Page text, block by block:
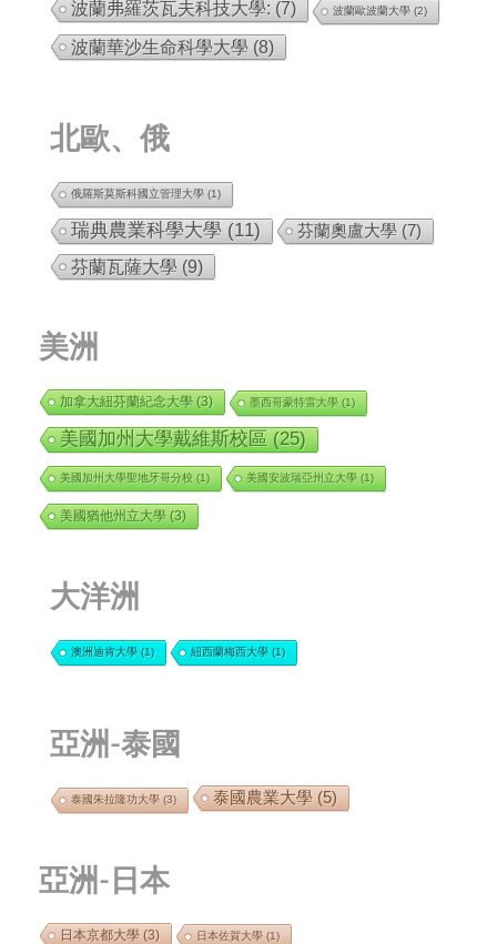
波蘭弗羅茨瓦夫科技大學: (7) 波蘭歐波蘭大學 (2)
波蘭華沙生命科學大學 (8)
北歐、俄
俄羅斯莫斯科國立管理大學 (1)
瑞典農業科學大學 (11) 芬蘭奧盧大學 (7)
芬蘭瓦薩大學 (9)
美洲
加拿大紐芬蘭紀念大學(3) 墨西哥蒙特雷大學 (1)
美國加州大學戴維斯校區(25)
美國加州大學聖地牙哥分校 (1) 美國安波瑞亞州立大學 (1)
美國猶他州立大學(3)
大洋洲
澳洲迪肯大學(1) 紐西蘭梅西大學(1)
亞洲-泰國
泰國朱拉隆功大學 (3) 泰國農業大學 (5)
亞洲-日本
日本京都大學 (3) 日本佐賀大學 (1)